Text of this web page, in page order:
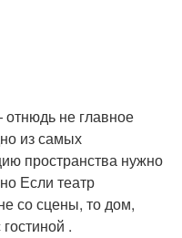
не главное
из самых
пространства нужно
Если театр
со сцены, то дом,
.